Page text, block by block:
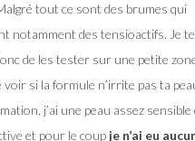
tout ce sont des brumes qui
notamment des tensioactifs. Je te
de les tester sur une petite
voir si la formule n’irrite pas ta
j’ai une peau assez sensible
et pour le coup je n’ai eu